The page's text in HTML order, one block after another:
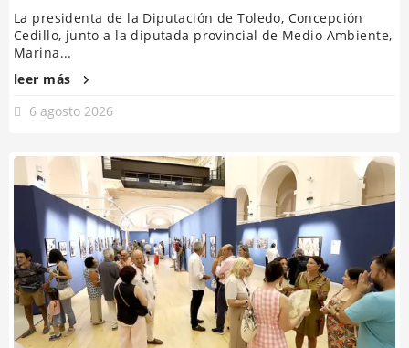
La presidenta de la Diputación de Toledo, Concepción
Cedillo, junto a la diputada provincial de Medio Ambiente,
Marina...
leer más
6 agosto 2026